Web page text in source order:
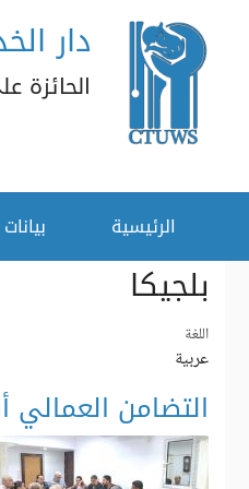
تجاوز إلى المحتوى الرئيسيدار
الحائزة
الرئيسية
بلجيكا
‏اللغة ‏
عربية
التضامن